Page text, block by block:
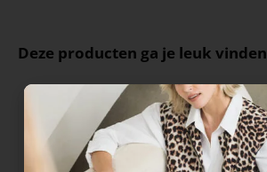
Deze producten ga je leuk vinden